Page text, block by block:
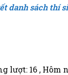
danh sách thí
lượt: 16 , Hôm